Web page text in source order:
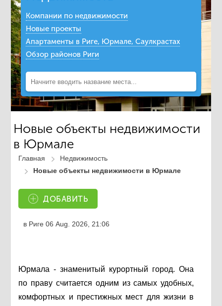
Компании по недвижимости
Новые проекты
Апартаменты в Риге, Юрмале, Саулкрастах
Обзор районов Риги
Новые объекты недвижимости
в Юрмале
Главная
Недвижимость
Новые объекты недвижимости в Юрмале
ДОБАВИТЬ
в Риге06 Aug. 2026, 21:06
Юрмала - знаменитый курортный город. Она
по праву считается одним из самых удобных,
комфортных и престижных мест для жизни в